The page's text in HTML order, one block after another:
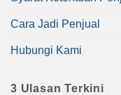
Cara Jadi Penjual
Hubungi Kami
3 Ulasan Terkini